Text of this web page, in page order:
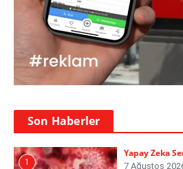
Son Haberler
1
Yapay Zeka
7 Ağustos